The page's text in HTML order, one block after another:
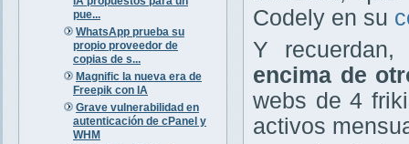
pue...
WhatsApp prueba su
propio proveedor de
copias de s...
Magnific la nueva era de
Freepik con IA
Grave vulnerabilidad en
autenticación de cPanel y
WHM
Codely en su
Y
encima de
webs de 4
activos